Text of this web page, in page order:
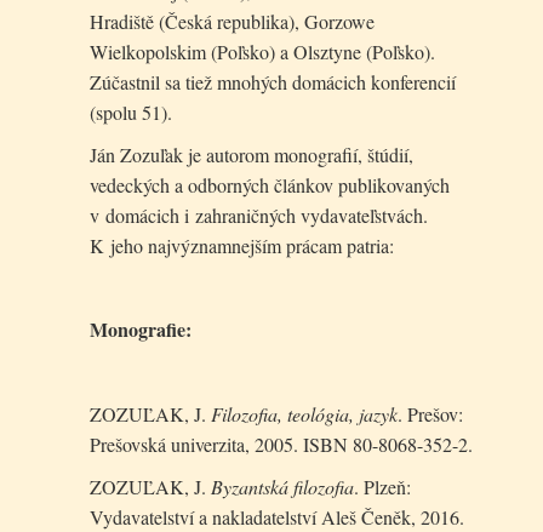
Hradiště (Česká republika), Gorzowe
Wielkopolskim (Poľsko) a Olsztyne (Poľsko).
Zúčastnil sa tiež mnohých domácich konferencií
(spolu 51).
Ján Zozuľak je autorom monografií, štúdií,
vedeckých a odborných článkov publikovaných
v domácich i zahraničných vydavateľstvách.
K jeho najvýznamnejším prácam patria:
Monografie:
ZOZUĽAK, J. Filozofia, teológia, jazyk. Prešov:
Prešovská univerzita, 2005. ISBN 80-8068-352-2.
ZOZUĽAK, J. Byzantská filozofia. Plzeň:
Vydavatelství a nakladatelství Aleš Čeněk, 2016.